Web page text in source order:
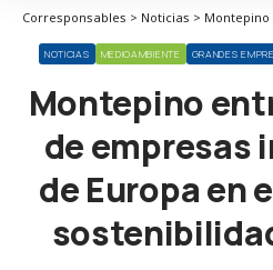
NOTICIAS MEDIOAMBIENTE GRANDES
Montepino
de empresas
de Europa en